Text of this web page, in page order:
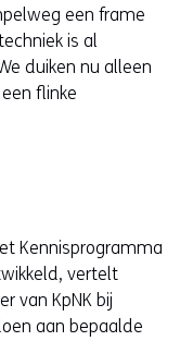
een frame
is al
duiken nu alleen
flinke
Kennisprogramma
vertelt
van KpNK bij
aan bepaalde